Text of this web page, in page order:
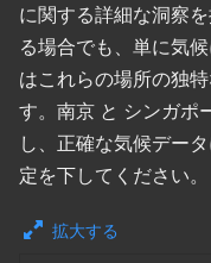
に関する詳細な洞察
る場合でも、単に気
はこれらの場所の独
す。南京 と シンガポ
し、正確な気候デー
定を下してください。
拡大する